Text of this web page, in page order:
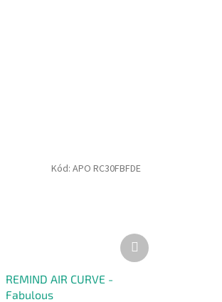
REMIND AIR CURVE -
Fabulous
Kód: APO RC30FBFDE
Další
produkt